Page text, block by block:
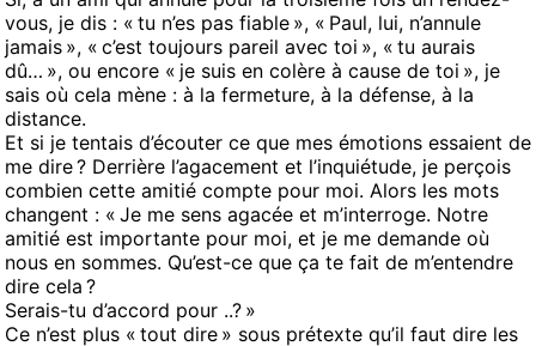
vous, je dis : « tu n’es pas fiable », « Paul, lui, n’annule
jamais », « c’est toujours pareil avec toi », « tu aurais
dû… », ou encore « je suis en colère à cause de toi », je
sais où cela mène : à la fermeture, à la défense, à la
distance.
Et si je tentais d’écouter ce que mes émotions essaient de
me dire ? Derrière l’agacement et l’inquiétude, je perçois
combien cette amitié compte pour moi. Alors les mots
changent : « Je me sens agacée et m’interroge. Notre
amitié est importante pour moi, et je me demande où
nous en sommes. Qu’est-ce que ça te fait de m’entendre
dire cela ?
Serais-tu d’accord pour ..? »
Ce n’est plus « tout dire » sous prétexte qu’il faut dire les